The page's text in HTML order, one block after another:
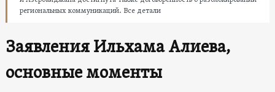
региональных коммуникаций. Все детали
Заявления Ильхама Алиева,
основные моменты